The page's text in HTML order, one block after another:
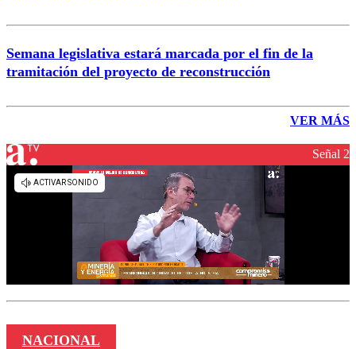
Semana legislativa estará marcada por el fin de la
tramitación del proyecto de reconstrucción
VER MÁS
Señal 2
NACIONAL